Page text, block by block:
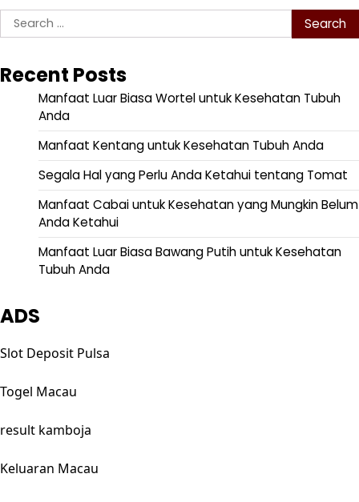
Search
for:
Recent Posts
Manfaat Luar Biasa Wortel untuk Kesehatan Tubuh
Anda
Manfaat Kentang untuk Kesehatan Tubuh Anda
Segala Hal yang Perlu Anda Ketahui tentang Tomat
Manfaat Cabai untuk Kesehatan yang Mungkin Belum
Anda Ketahui
Manfaat Luar Biasa Bawang Putih untuk Kesehatan
Tubuh Anda
ADS
Slot Deposit Pulsa
Togel Macau
result kamboja
Keluaran Macau